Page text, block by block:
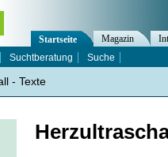
Startseite Magazin
Suchtberatung Suche
- Texte